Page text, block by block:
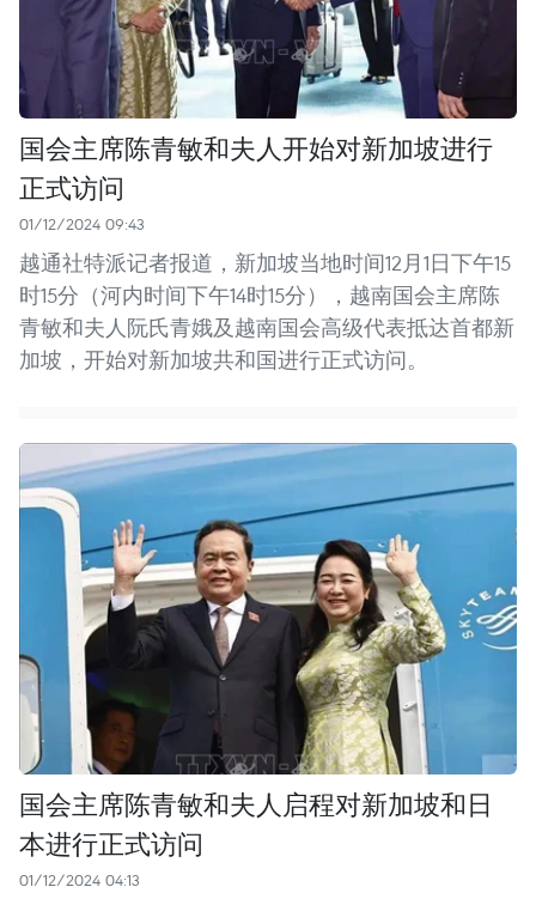
国会主席陈青敏和夫人开始对新加坡进行
正式访问
01/12/2024 09:43
越通社特派记者报道，新加坡当地时间12月1日下午15
时15分（河内时间下午14时15分），越南国会主席陈
青敏和夫人阮氏青娥及越南国会高级代表抵达首都新
加坡，开始对新加坡共和国进行正式访问。
国会主席陈青敏和夫人启程对新加坡和日
本进行正式访问
01/12/2024 04:13